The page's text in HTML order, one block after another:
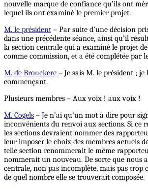
nouvelle marque de confiance qu’ils ont
lequel ils ont examiné le premier projet.
M. le président – Par suite d’une décision
dans une précédente séance, ainsi qu’il
la section centrale qui a examiné le projet
comme commission, et a été complétée par
M. de Brouckere – Je sais M. le président ; je
commençant.
Plusieurs membres – Aux voix ! aux voix !
M. Cogels – Je n’ai qu’un mot à dire pour
inconvénients du renvoi aux sections. Si ce
les sections devraient nommer des
leur imposer le choix des membres actuels
telle section renommerait le même
nommerait un nouveau. De sorte que nous
centrale, non pas incomplète, mais pas trop
de quel nombre elle se trouverait composée.